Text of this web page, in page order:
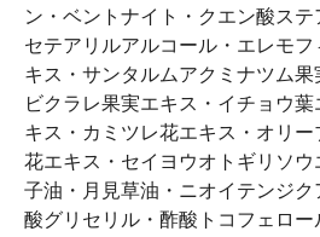
ン・ベントナイト・クエン酸ステ
セテアリルアルコール・エレモ
キス・サンタルムアクミナツム
ビクラレ果実エキス・イチョウ
キス・カミツレ花エキス・オリ
花エキス・セイヨウオトギリソ
子油・月見草油・ニオイテンジ
酸グリセリル・酢酸トコフェロ